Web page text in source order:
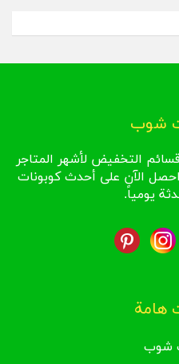
شوب
التخفيض لأشهر المتاجر
احصل الآن على أحدث كوبونات
يومياً.
هامة
شوب